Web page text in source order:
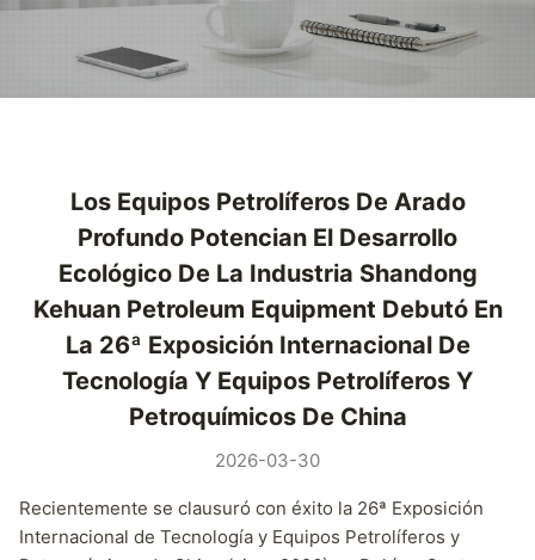
Los Equipos Petrolíferos De Arado
Profundo Potencian El Desarrollo
Ecológico De La Industria Shandong
Kehuan Petroleum Equipment Debutó En
La 26ª Exposición Internacional De
Tecnología Y Equipos Petrolíferos Y
Petroquímicos De China
2026-03-30
Recientemente se clausuró con éxito la 26ª Exposición
Internacional de Tecnología y Equipos Petrolíferos y